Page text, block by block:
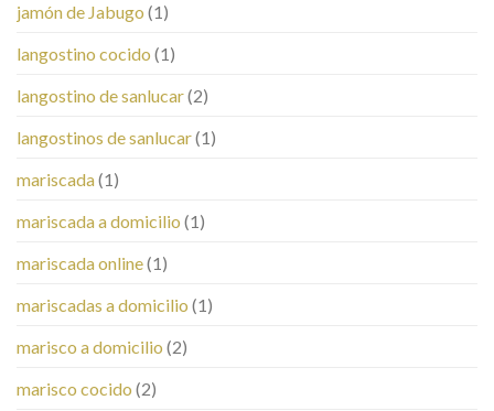
jamón de Jabugo (1)
langostino cocido (1)
langostino de sanlucar(2)
langostinos de sanlucar(1)
mariscada(1)
mariscada a domicilio (1)
mariscada online(1)
mariscadas a domicilio (1)
marisco a domicilio (2)
marisco cocido (2)